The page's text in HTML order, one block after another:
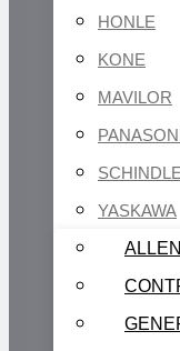
HONLE
KONE
MAVILOR
YASKAWA